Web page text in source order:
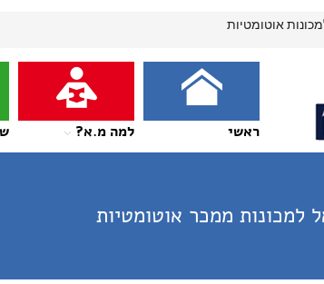
אוטומטיות
ראשי למה מ.א?
למכונות ממכר אוטומטיות